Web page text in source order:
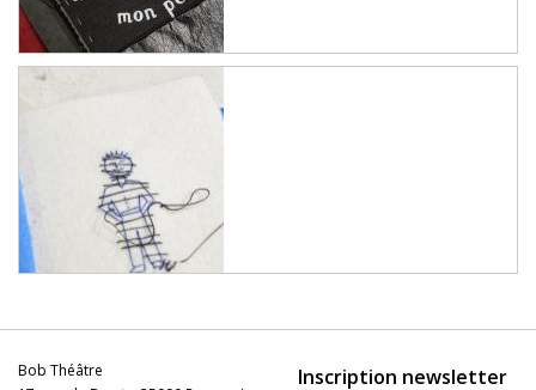
Bob Théâtre
Inscription newsletter